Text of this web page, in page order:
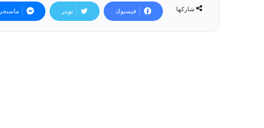
شاركها فيسبوك تويتر ماسنجر